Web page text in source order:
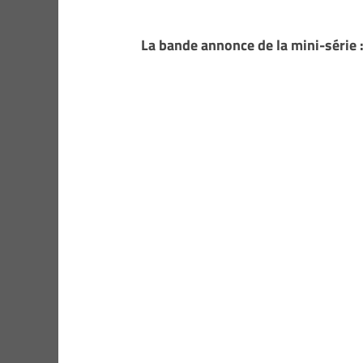
La bande annonce de la mini-série :